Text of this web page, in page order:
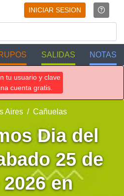
INICIAR SESION
SALIDAS NOTAS
tu usuario y clave
cuenta gratis.
Aires Cañuelas
Dia del
25 de
en